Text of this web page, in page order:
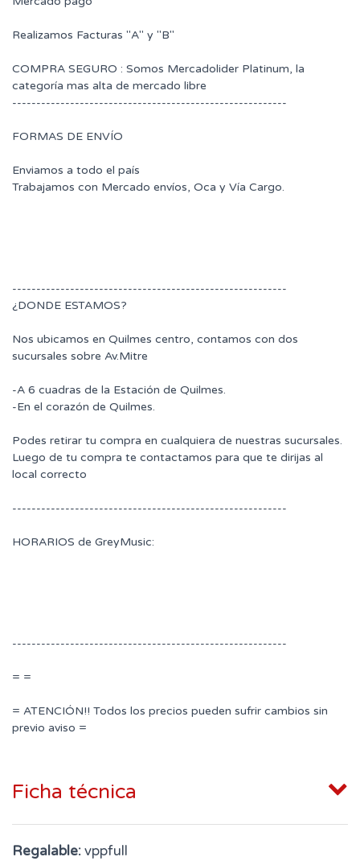
Realizamos Facturas "A" y "B"
COMPRA SEGURO : Somos Mercadolider Platinum, la
categoría mas alta de mercado libre
---------------------------------------------------------
FORMAS DE ENVÍO
Enviamos a todo el país
Trabajamos con Mercado envíos, Oca y Vía Cargo.
---------------------------------------------------------
¿DONDE ESTAMOS?
Nos ubicamos en Quilmes centro, contamos con dos
sucursales sobre Av.Mitre
-A 6 cuadras de la Estación de Quilmes.
-En el corazón de Quilmes.
Podes retirar tu compra en cualquiera de nuestras sucursales.
Luego de tu compra te contactamos para que te dirijas al
local correcto
---------------------------------------------------------
HORARIOS de GreyMusic:
---------------------------------------------------------
= =
= ATENCIÓN!! Todos los precios pueden sufrir cambios sin
previo aviso =
Ficha técnica
Regalable:vppfull